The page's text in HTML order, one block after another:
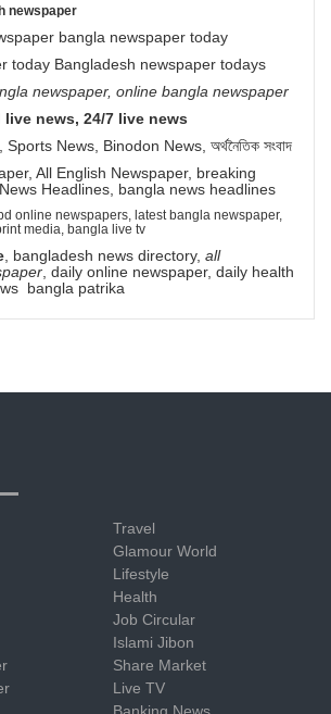
newspaper
bangla newspaper today
today Bangladesh newspaper todays
newspaper, online bangla newspaper
news, 24/7 live news
News, Binodon News, অর্থনৈতিক সংবাদ
All English Newspaper, breaking
Headlines, bangla news headlines
online newspapers, latest bangla newspaper,
media, bangla live tv
, bangladesh news directory, all
, daily online newspaper, daily health
bangla patrika
Travel
Glamour World
Lifestyle
Health
Job Circular
Islami Jibon
Share Market
Live TV